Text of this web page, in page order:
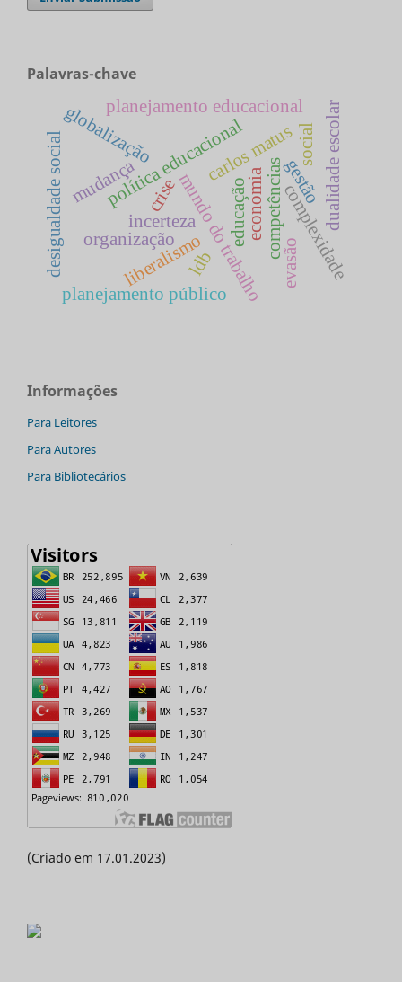
Palavras-chave
competências
educação
mundo do trabalho
política educacional
planejamento educacional
planejamento público
carlos matusgestão
complexidade
incerteza
crise
mudança
organização
liberalismo
globalização
economia
social
desigualdade social dualidade escolar
ldb evasão
Informações
Para Leitores
Para Autores
Para Bibliotecários
(Criado em 17.01.2023)